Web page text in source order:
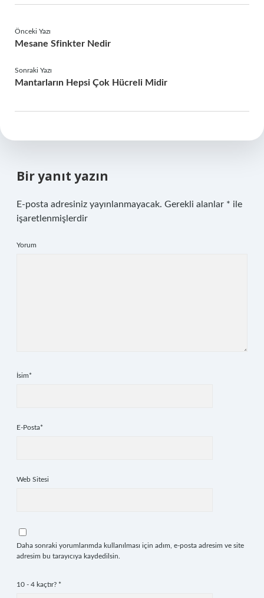
Önceki Yazı
Mesane Sfinkter Nedir
Sonraki Yazı
Mantarların Hepsi Çok Hücreli Midir
Bir yanıt yazın
E-posta adresiniz yayınlanmayacak. Gerekli alanlar * ile
işaretlenmişlerdir
Yorum
İsim*
E-Posta*
Web Sitesi
Daha sonraki yorumlarımda kullanılması için adım, e-posta adresim ve site
adresim bu tarayıcıya kaydedilsin.
10 - 4 kaçtır? *